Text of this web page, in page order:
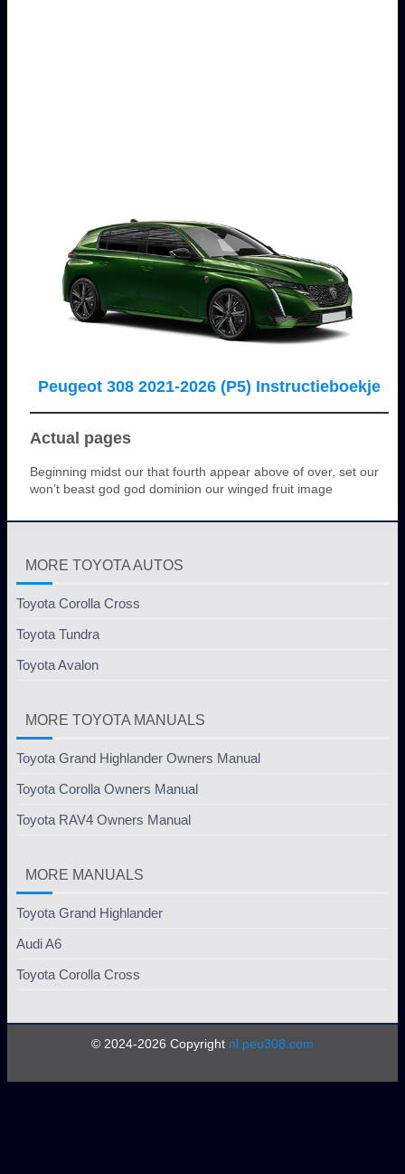
Peugeot 308 2021-2026 (P5) Instructieboekje
Actual pages
Beginning midst our that fourth appear above of over, set our
won’t beast god god dominion our winged fruit image
MORE TOYOTA AUTOS
Toyota Corolla Cross
Toyota Tundra
Toyota Avalon
MORE TOYOTA MANUALS
Toyota Grand Highlander Owners Manual
Toyota Corolla Owners Manual
Toyota RAV4 Owners Manual
MORE MANUALS
Toyota Grand Highlander
Audi A6
Toyota Corolla Cross
© 2024-2026 Copyright nl.peu308.com